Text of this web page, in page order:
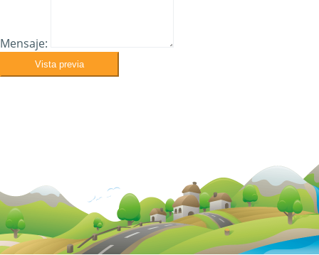
Mensaje:
Vista previa